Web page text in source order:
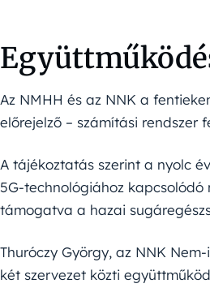
Az NMHH és az NNK a
előrejelző – számítási rendszer
A tájékoztatás szerint a nyolc
5G-technológiához kapcsolódó
támogatva a hazai
Thuróczy György, az NNK
két szervezet közti